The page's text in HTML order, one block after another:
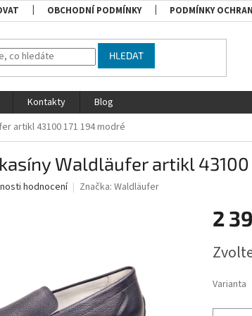
OBCHODNÍ PODMÍNKY PODMÍNKY
HLEDAT
Kontakty
Blog
artikl 43100 171 194 modré
Waldläufer artikl 43100
hodnocení Značka: Waldläufer
2
cena:
Varianta